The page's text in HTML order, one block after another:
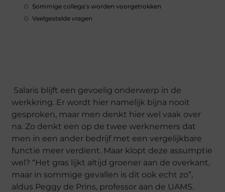
Sommige collega’s worden voorgetrokken
Veelgestelde vragen
Salaris blijft een gevoelig onderwerp in de
werkkring. Er wordt hier namelijk bijna nooit
gesproken, maar men denkt hier wel vaak over
na. Zo denkt een op de twee werknemers dat
men in een ander bedrijf met een vergelijkbare
functie meer verdient. Maar klopt deze assumptie
wel? “Het gras lijkt altijd groener aan de overkant,
maar in sommige gevallen is dit ook echt zo”,
aldus Peggy de Prins, professor aan de UAMS.